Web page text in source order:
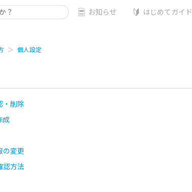
お知らせ はじめてガイド
個人設定
・削除
成
の変更
認方法